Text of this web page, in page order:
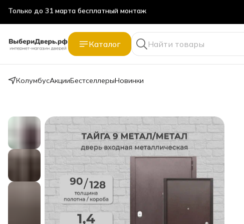
Только до 31 марта бесплатный монтаж
Каталог
КолумбусАкцииБестселлерыНовинки